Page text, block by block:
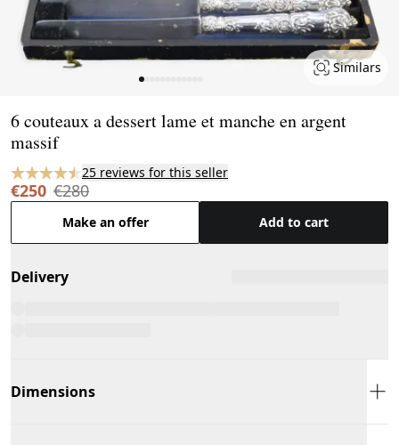
Similars
6 couteaux a dessert lame et manche en argent
massif
25 reviews for this seller
€250 €280
Make an offer Add to cart
Delivery
Dimensions